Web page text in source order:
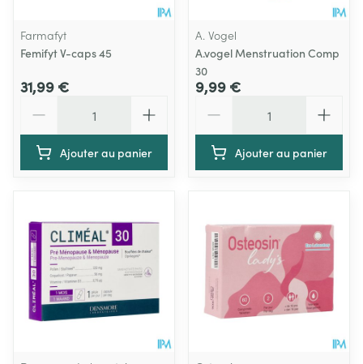
Farmafyt
Femifyt V-caps 45
31,99 €
Ajouter au panier
A. Vogel
A.vogel Menstruation Comp
30
9,99 €
Ajouter au panier